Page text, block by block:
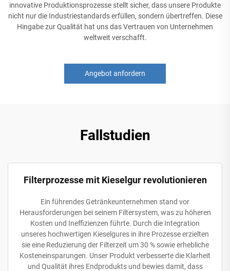
innovative Produktionsprozesse stellt sicher, dass unsere Produkte
nicht nur die Industriestandards erfüllen, sondern übertreffen. Diese
Hingabe zur Qualität hat uns das Vertrauen von Unternehmen
weltweit verschafft.
Angebot anfordern
Fallstudien
Filterprozesse mit Kieselgur revolutionieren
Ein führendes Getränkeunternehmen stand vor
Herausforderungen bei seinem Filtersystem, was zu höheren
Kosten und Ineffizienzen führte. Durch die Integration
unseres hochwertigen Kieselgures in ihre Prozesse erzielten
sie eine Reduzierung der Filterzeit um 30 % sowie erhebliche
Kosteneinsparungen. Unser Produkt verbesserte die Klarheit
und Qualität ihres Endprodukts und bewies damit, dass